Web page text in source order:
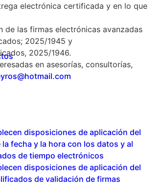
electrónica certificada y en lo que
las firmas electrónicas avanzadas
2025/1945 y
2025/1946.
en asesorías, consultorías,
disposiciones de aplicación del
fecha y la hora con los datos y al
de tiempo electrónicos
disposiciones de aplicación del
de validación de firmas